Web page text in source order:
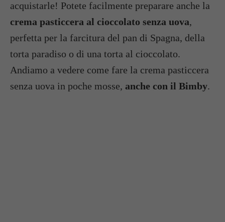
acquistarle! Potete facilmente preparare anche la
crema pasticcera al cioccolato senza uova,
perfetta per la farcitura del pan di Spagna, della
torta paradiso o di una torta al cioccolato.
Andiamo a vedere come fare la crema pasticcera
senza uova in poche mosse, anche con il Bimby.